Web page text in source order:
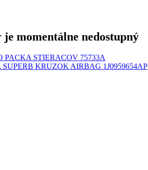
momentálne nedostupný
PACKA STIERACOV 75733A
SUPERB KRUZOK AIRBAG 1J0959654AP